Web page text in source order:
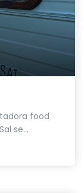
food
se...